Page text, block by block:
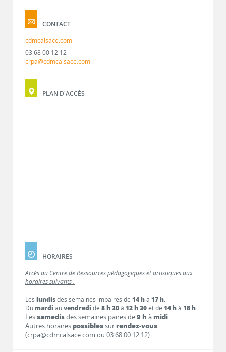
CONTACT
cdmcalsace.com
03 68 00 12 12
crpa@cdmcalsace.com
PLAN D'ACCÈS
HORAIRES
Accès au Centre de Ressources pédagogiques et artistiques aux
horaires suivants :
Les lundisdes semaines impaires de 14 hà 17 h.
Dumardi auvendredi de 8 h 30à 12 h 30et de 14 hà 18 h.
Lessamedisdes semaines paires de9 h à midi.
Autres horaires possiblessur rendez-vous
(crpa@cdmcalsace.com ou 03 68 00 12 12).